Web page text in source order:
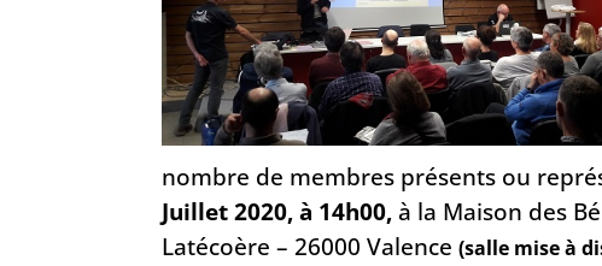
nombre de membres présents ou
Juillet 2020, à 14h00,à la Maison des
Latécoère – 26000 Valence(salle mise à